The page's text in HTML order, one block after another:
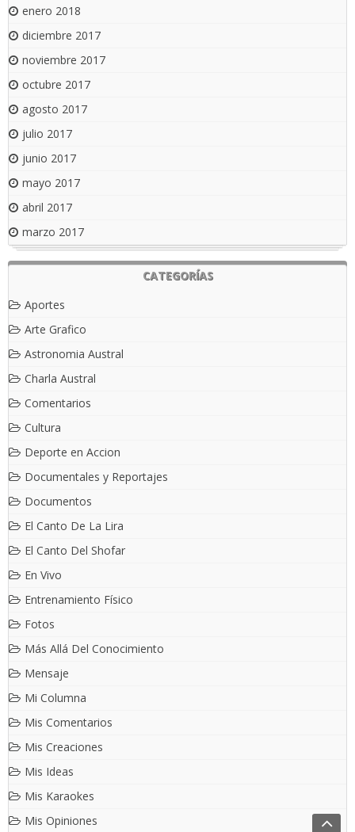
enero 2018
diciembre 2017
noviembre 2017
octubre 2017
agosto 2017
julio 2017
junio 2017
mayo 2017
abril 2017
marzo 2017
CATEGORÍAS
Aportes
Arte Grafico
Astronomia Austral
Charla Austral
Comentarios
Cultura
Deporte en Accion
Documentales y Reportajes
Documentos
El Canto De La Lira
El Canto Del Shofar
En Vivo
Entrenamiento Físico
Fotos
Más Allá Del Conocimiento
Mensaje
Mi Columna
Mis Comentarios
Mis Creaciones
Mis Ideas
Mis Karaokes
Mis Opiniones